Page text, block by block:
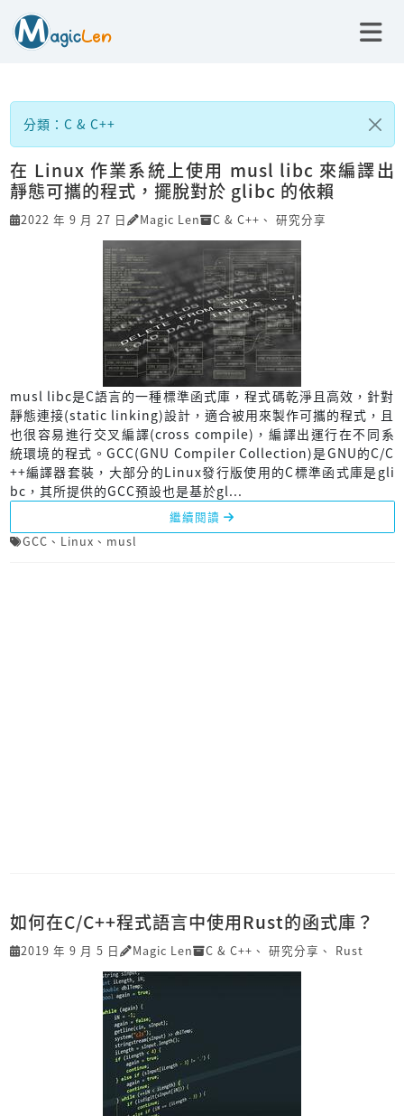
分類：C & C++
在 Linux 作業系統上使用 musl libc 來編譯出
靜態可攜的程式，擺脫對於 glibc 的依賴
2022 年 9 月 27 日 Magic Len C & C++ 、 研究分享
musl libc是C語言的一種標準函式庫，程式碼乾淨且高效，針對
靜態連接(static linking)設計，適合被用來製作可攜的程式，且
也很容易進行交叉編譯(cross compile)，編譯出運行在不同系
統環境的程式。GCC(GNU Compiler Collection)是GNU的C/C
++編譯器套裝，大部分的Linux發行版使用的C標準函式庫是gli
bc，其所提供的GCC預設也是基於gl...
繼續閱讀
GCC 、 Linux 、 musl
如何在C/C++程式語言中使用Rust的函式庫？
2019 年 9 月 5 日 Magic Len C & C++ 、 研究分享 、 Rust